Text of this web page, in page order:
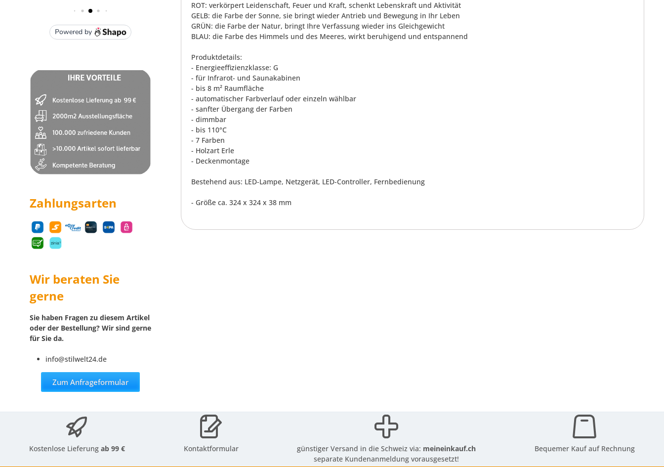
Zahlungsarten
Wir beraten Sie
gerne
Sie haben Fragen zu diesem Artikel
oder der Bestellung? Wir sind gerne
für Sie da.
info@stilwelt24.de
Zum Anfrageformular
ROT: verkörpert Leidenschaft, Feuer und Kraft, schenkt Lebenskraft und Aktivität
GELB: die Farbe der Sonne, sie bringt wieder Antrieb und Bewegung in Ihr Leben
GRÜN: die Farbe der Natur, bringt Ihre Verfassung wieder ins Gleichgewicht
BLAU: die Farbe des Himmels und des Meeres, wirkt beruhigend und entspannend
Produktdetails:
- Energieeffizienzklasse: G
- für Infrarot- und Saunakabinen
- bis 8 m² Raumfläche
- automatischer Farbverlauf oder einzeln wählbar
- sanfter Übergang der Farben
- dimmbar
- bis 110°C
- 7 Farben
- Holzart Erle
- Deckenmontage
Bestehend aus: LED-Lampe, Netzgerät, LED-Controller, Fernbedienung
- Größe ca. 324 x 324 x 38 mm
Kostenlose Lieferungab 99 € Kontaktformular günstiger Versand in die Schweiz via: meineinkauf.ch
separate Kundenanmeldung vorausgesetzt!
Bequemer Kauf auf Rechnung